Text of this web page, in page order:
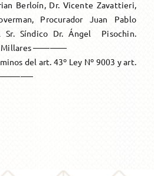
Berloín, Dr. Vicente Zavattieri,
Procurador Juan Pablo
Sr. Síndico Dr. Ángel Pisochin.
Millares ————
del art. 43º Ley Nº 9003 y art.